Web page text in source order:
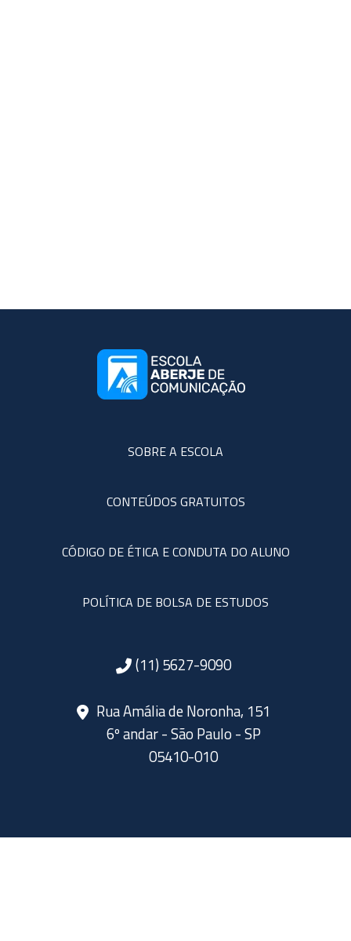
SOBRE A ESCOLA
CONTEÚDOS GRATUITOS
CÓDIGO DE ÉTICA E CONDUTA DO ALUNO
POLÍTICA DE BOLSA DE ESTUDOS
(11) 5627-9090
Rua Amália de Noronha, 151
6º andar - São Paulo - SP
05410-010